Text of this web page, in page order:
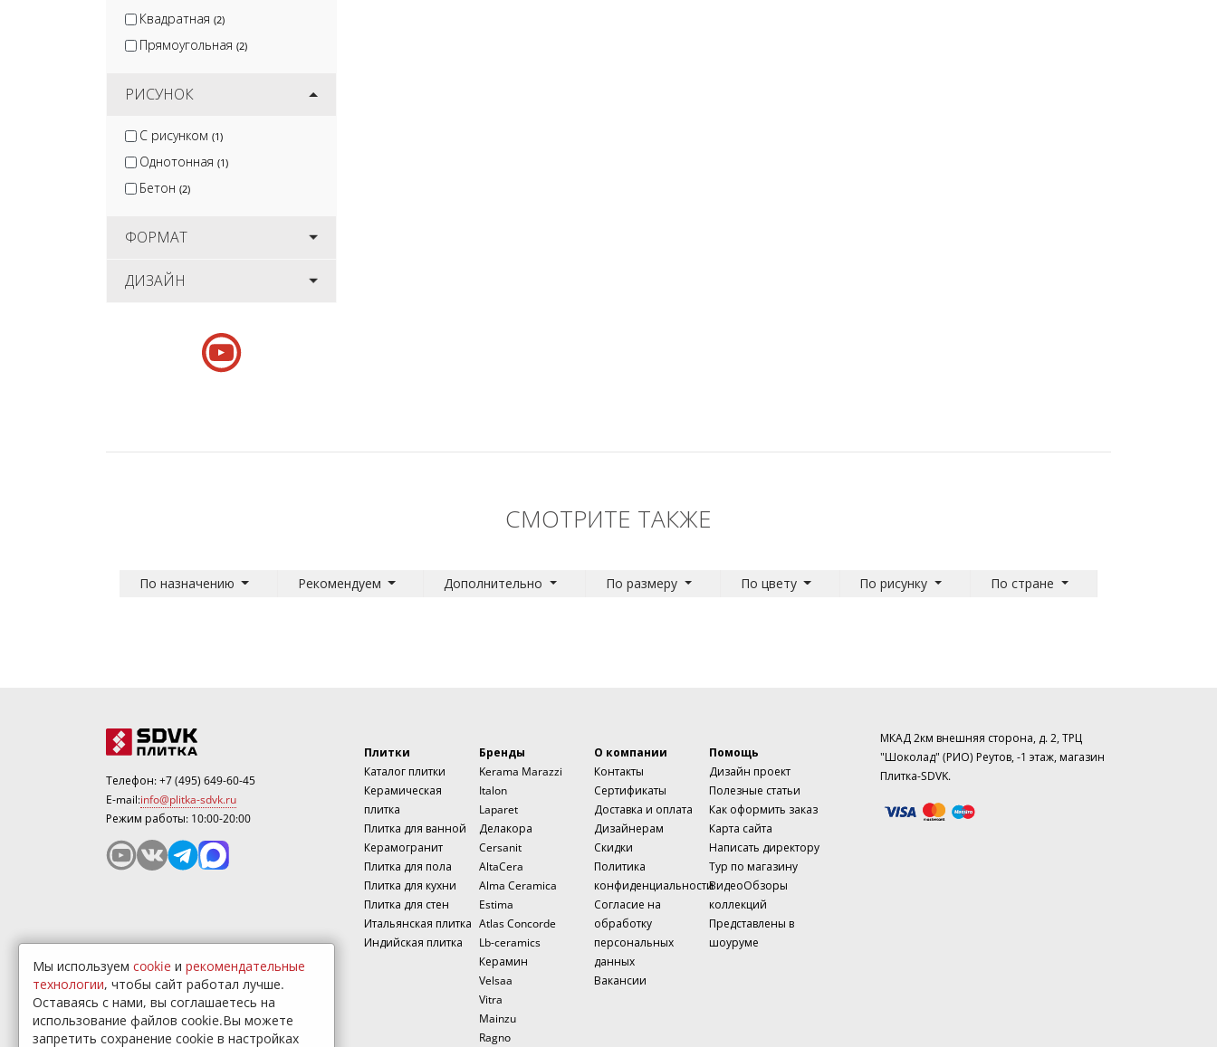
Квадратная (2)
Прямоугольная (2)
РИСУНОК
С рисунком (1)
Однотонная (1)
Бетон (2)
ФОРМАТ
ДИЗАЙН
СМОТРИТЕ ТАКЖЕ
По назначению Рекомендуем Дополнительно По размеру По цвету По рисунку По стране
Телефон:+7 (495) 649-60-45
E-mail:info@plitka-sdvk.ru
Режим работы: 10:00-20:00
Плитки
Каталог плитки
Керамическая
плитка
Плитка для ванной
Керамогранит
Плитка для пола
Плитка для кухни
Плитка для стен
Итальянская плитка
Индийская плитка
Бренды
Kerama Marazzi
Italon
Laparet
Делакора
Cersanit
AltaCera
Alma Ceramica
Estima
Atlas Concorde
Lb-ceramics
Керамин
Velsaa
Vitra
Mainzu
Ragno
О компании
Контакты
Сертификаты
Доставка и оплата
Дизайнерам
Скидки
Политика
конфиденциальности
Согласие на
обработку
персональных
данных
Вакансии
Помощь
Дизайн проект
Полезные статьи
Как оформить заказ
Карта сайта
Написать директору
Тур по магазину
ВидеоОбзоры
коллекций
Представлены в
шоуруме
МКАД 2км внешняя сторона, д. 2, ТРЦ
"Шоколад" (РИО) Реутов, -1 этаж, магазин
Плитка-SDVK.
Мы используем cookie и рекомендательные
технологии, чтобы сайт работал лучше.
Оставаясь с нами, вы соглашаетесь на
использование файлов cookie.Вы можете
запретить сохранение cookie в настройках